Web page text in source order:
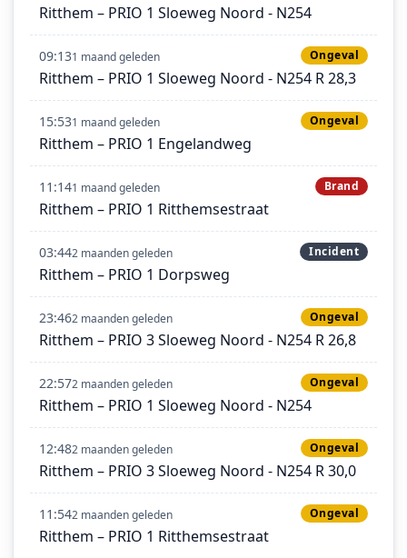
Ritthem – PRIO 1 Sloeweg Noord - N254
09:131 maand geleden Ongeval
Ritthem – PRIO 1 Sloeweg Noord - N254 R 28,3
15:531 maand geleden Ongeval
Ritthem – PRIO 1 Engelandweg
11:141 maand geleden Brand
Ritthem – PRIO 1 Ritthemsestraat
03:442 maanden geleden Incident
Ritthem – PRIO 1 Dorpsweg
23:462 maanden geleden Ongeval
Ritthem – PRIO 3 Sloeweg Noord - N254 R 26,8
22:572 maanden geleden Ongeval
Ritthem – PRIO 1 Sloeweg Noord - N254
12:482 maanden geleden Ongeval
Ritthem – PRIO 3 Sloeweg Noord - N254 R 30,0
11:542 maanden geleden Ongeval
Ritthem – PRIO 1 Ritthemsestraat